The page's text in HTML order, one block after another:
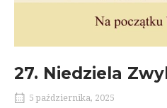
27. Niedziela
5 października, 2025